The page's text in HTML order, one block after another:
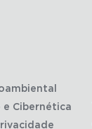
e Cibernética